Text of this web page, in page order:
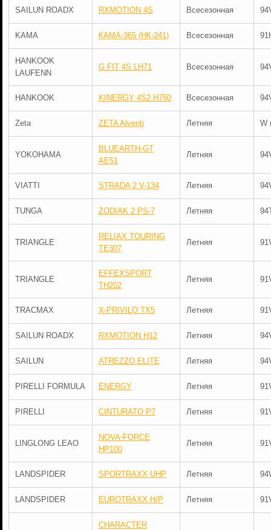
SAILUN ROADX RXMOTION 4S Всесезонная
KAMA КАМА-365 (НК-241) Всесезонная
HANKOOK
LAUFENN
G FIT 4S LH71 Всесезонная
HANKOOK KINERGY 4S2 H750 Всесезонная
Zeta ZETA Alventi Летняя W
YOKOHAMA
BLUEARTH-GT
AE51
Летняя
VIATTI STRADA 2 V-134 Летняя
TUNGA ZODIAK 2 PS-7 Летняя
TRIANGLE
RELIAX TOURING
TE307
Летняя
TRIANGLE
EFFEXSPORT
TH202
Летняя
TRACMAX X-PRIVILO TX5 Летняя
SAILUN ROADX RXMOTION H12 Летняя
SAILUN ATREZZO ELITE Летняя
PIRELLI FORMULA ENERGY Летняя
PIRELLI CINTURATO P7 Летняя
LINGLONG LEAO
NOVA-FORCE
HP100
Летняя
LANDSPIDER SPORTRAXX UHP Летняя
LANDSPIDER EUROTRAXX H/P Летняя
CHARACTER